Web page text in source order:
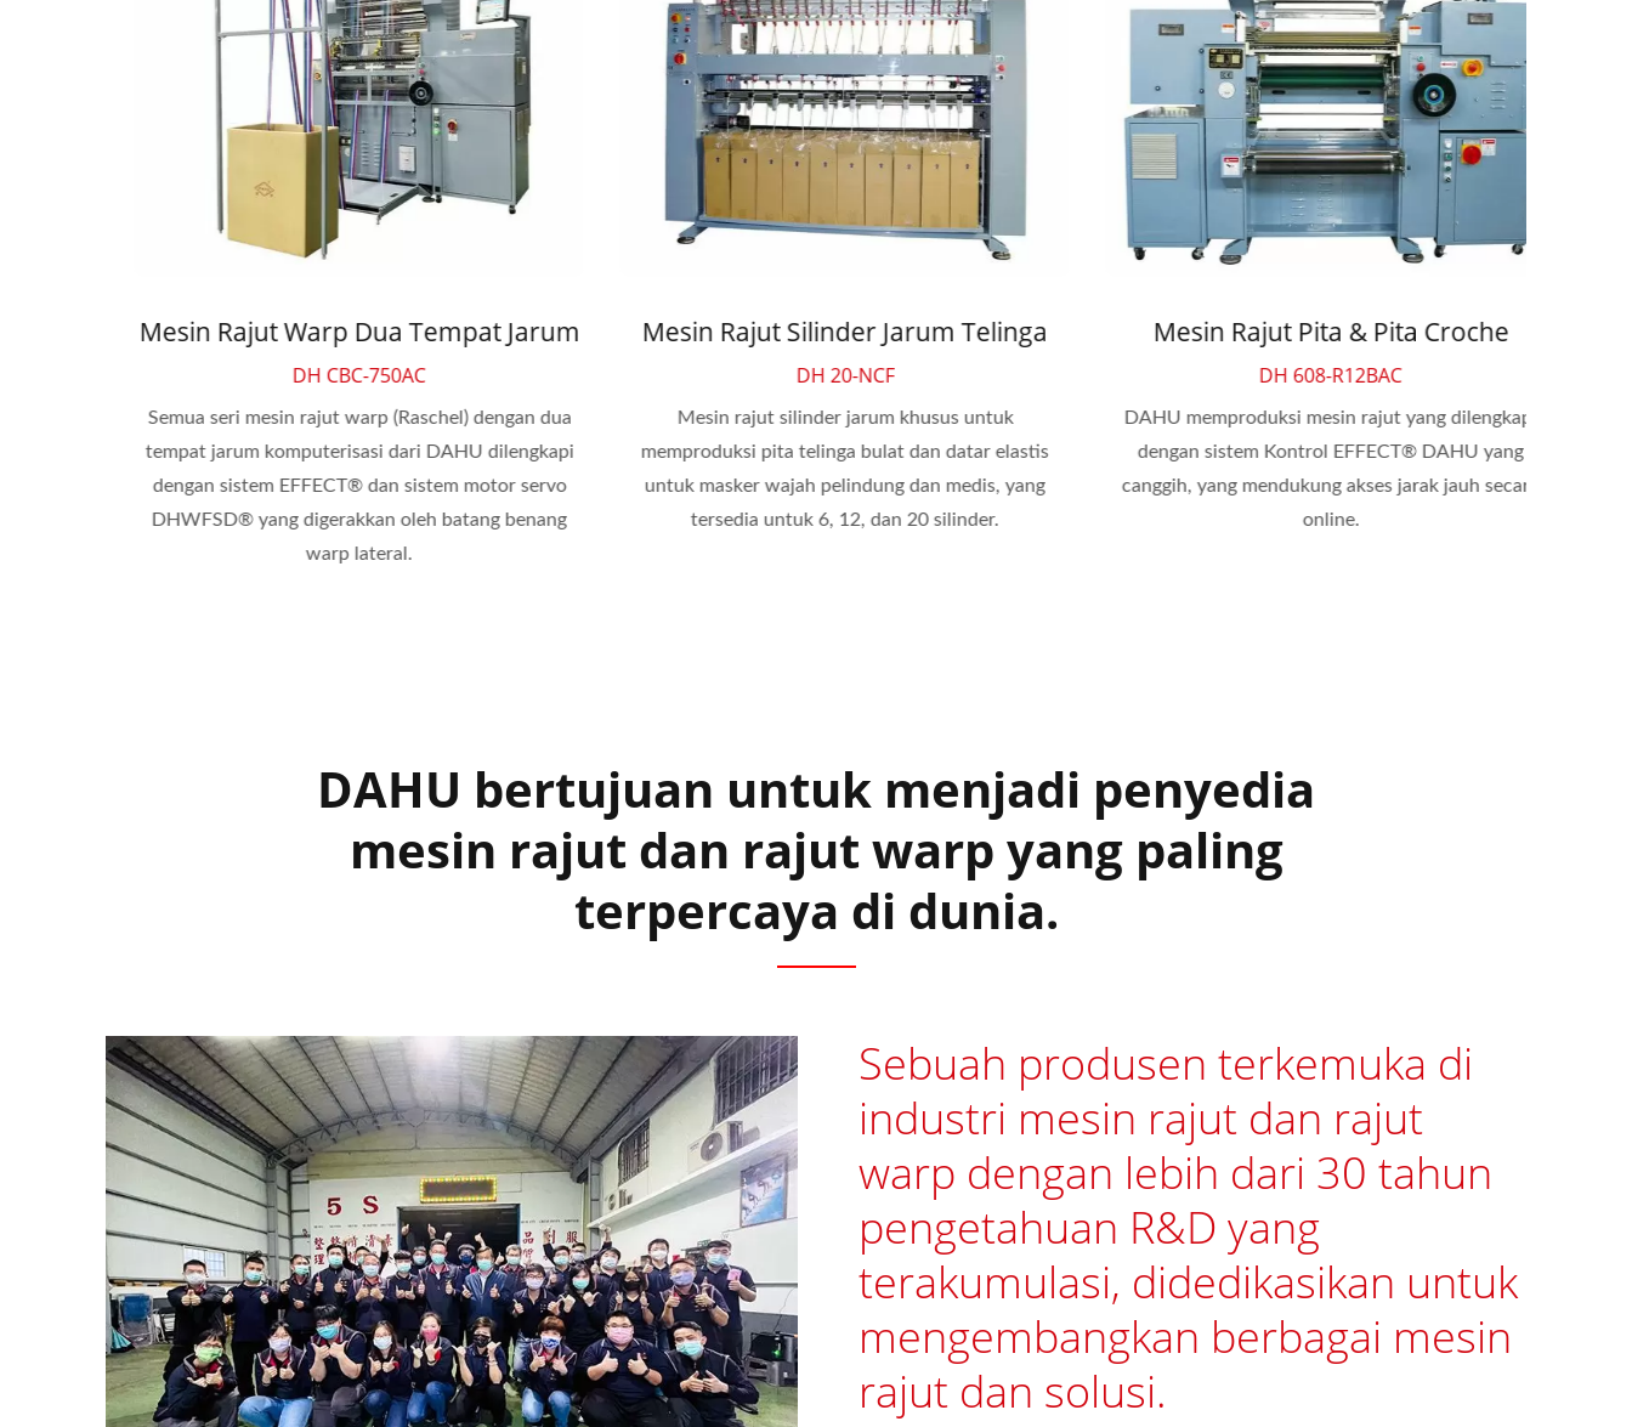
Mesin Rajut Warp Dua Tempat Jarum
DH CBC-750AC
Semua seri mesin rajut warp (Raschel) dengan dua
tempat jarum komputerisasi dari DAHU dilengkapi
dengan sistem EFFECT® dan sistem motor servo
DHWFSD® yang digerakkan oleh batang benang
warp lateral.
Mesin Rajut Silinder Jarum Telinga
DH 20-NCF
Mesin rajut silinder jarum khusus untuk
memproduksi pita telinga bulat dan datar elastis
untuk masker wajah pelindung dan medis, yang
tersedia untuk 6, 12, dan 20 silinder.
Mesin Rajut Pita & Pita Croche
DH 608-R12BAC
DAHU memproduksi mesin rajut yang dilengkapi
dengan sistem Kontrol EFFECT® DAHU yang
canggih, yang mendukung akses jarak jauh secara
online.
DAHU bertujuan untuk menjadi penyedia
mesin rajut dan rajut warp yang paling
terpercaya di dunia.
Sebuah produsen terkemuka di
industri mesin rajut dan rajut
warp dengan lebih dari 30 tahun
pengetahuan R&D yang
terakumulasi, didedikasikan untuk
mengembangkan berbagai mesin
rajut dan solusi.